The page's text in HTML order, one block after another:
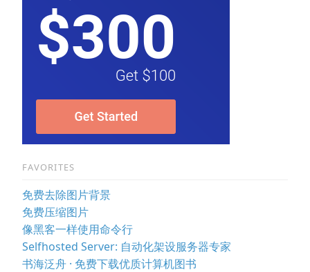
FAVORITES
免费去除图片背景
免费压缩图片
像黑客一样使用命令行
Selfhosted Server: 自动化架设服务器专家
书海泛舟 · 免费下载优质计算机图书